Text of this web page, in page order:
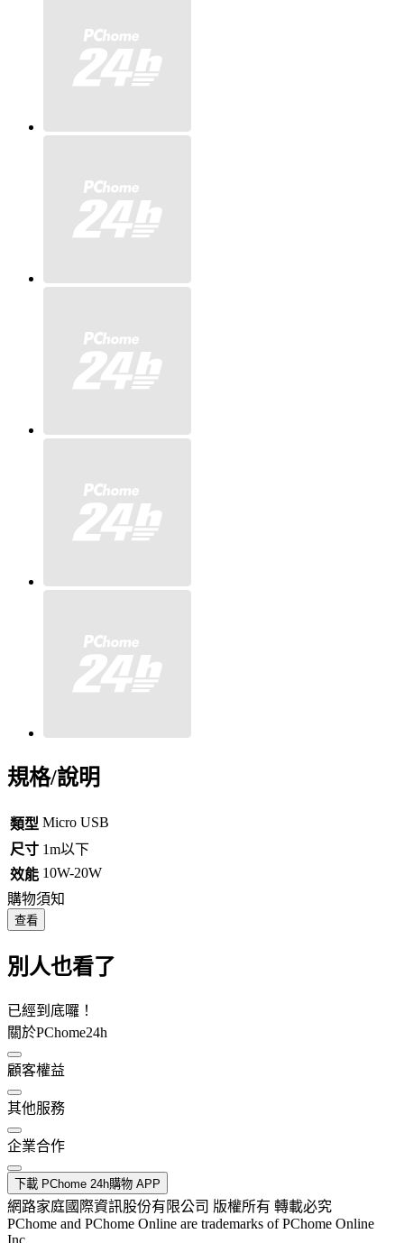
規格/說明
類型 Micro USB
尺寸 1m以下
效能 10W-20W
購物須知
查看
別人也看了
已經到底囉！
關於PChome24h
顧客權益
其他服務
企業合作
下載 PChome 24h購物 APP
網路家庭國際資訊股份有限公司 版權所有 轉載必究
PChome and PChome Online are trademarks of PChome Online
Inc.